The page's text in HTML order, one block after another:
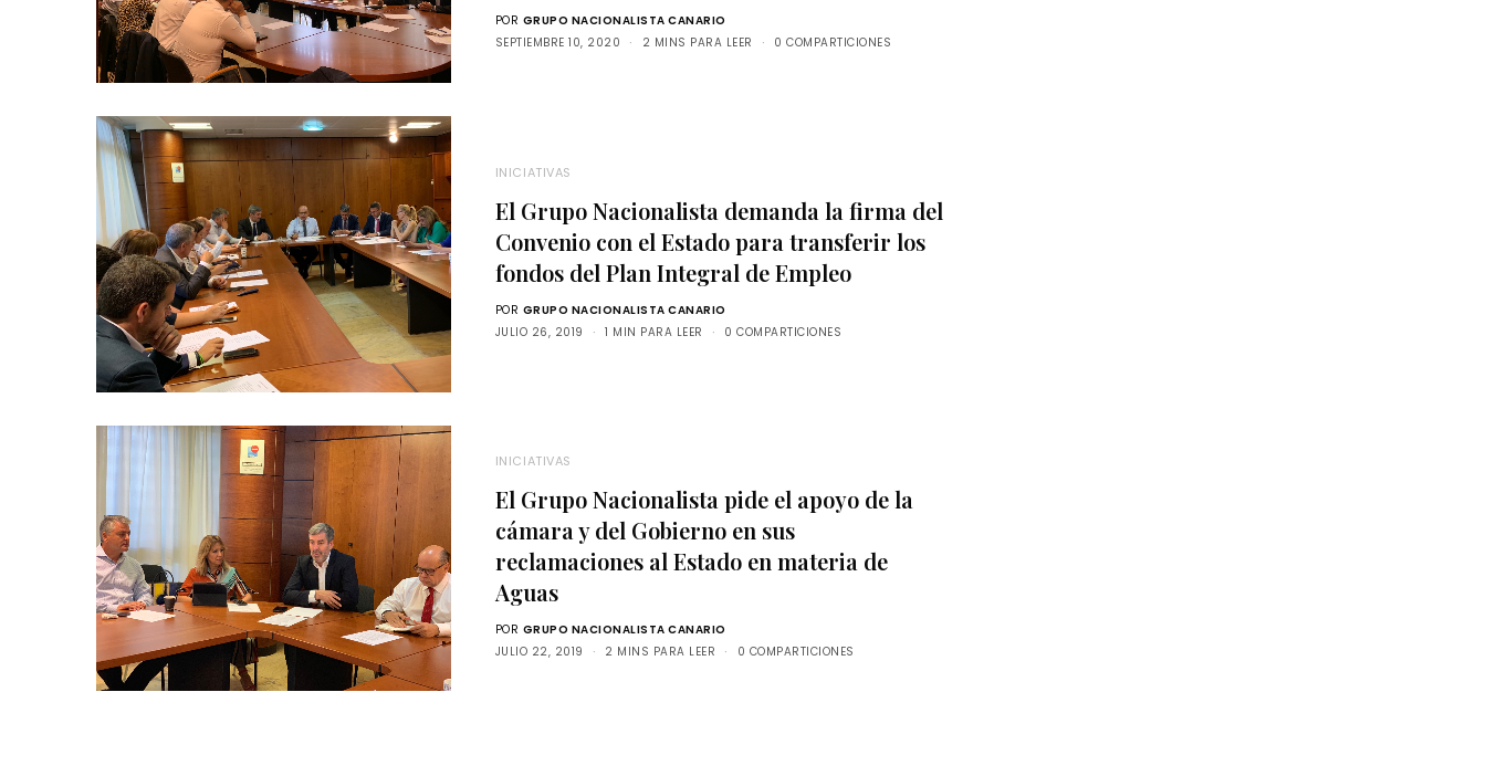
POR GRUPO NACIONALISTA CANARIO
SEPTIEMBRE 10, 2020
2 MINS PARA LEER 0 COMPARTICIONES
INICIATIVAS
El Grupo Nacionalista demanda la firma del
Convenio con el Estado para transferir los
fondos del Plan Integral de Empleo
POR GRUPO NACIONALISTA CANARIO
JULIO 26, 2019
1 MIN PARA LEER 0 COMPARTICIONES
INICIATIVAS
El Grupo Nacionalista pide el apoyo de la
cámara y del Gobierno en sus
reclamaciones al Estado en materia de
Aguas
POR GRUPO NACIONALISTA CANARIO
JULIO 22, 2019
2 MINS PARA LEER 0 COMPARTICIONES